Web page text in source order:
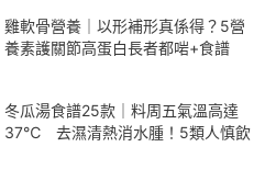
雞軟骨營養｜以形補形真係得？5營
養素護關節高蛋白長者都啱+食譜
冬瓜湯食譜25款｜料周五氣溫高達
37℃ 去濕清熱消水腫！5類人慎飲